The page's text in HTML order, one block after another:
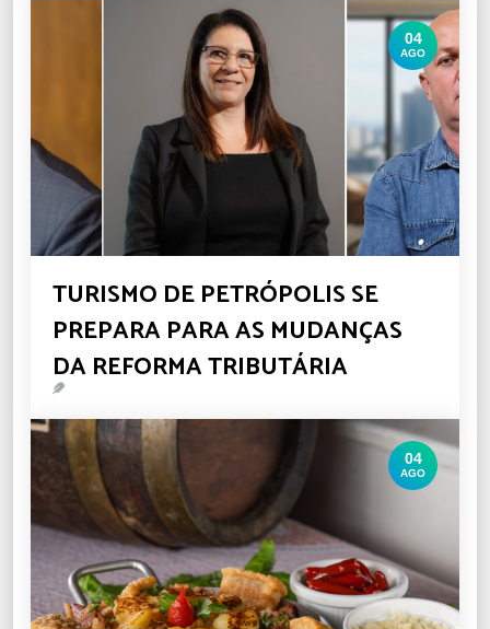
04
AGO
TURISMO DE PETRÓPOLIS SE
PREPARA PARA AS MUDANÇAS
DA REFORMA TRIBUTÁRIA
04
AGO